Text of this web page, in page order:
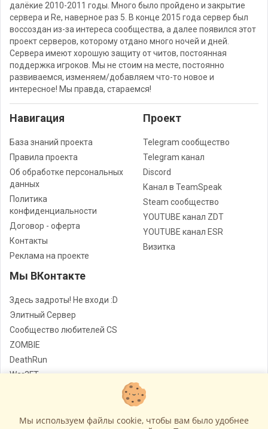
далёкие 2010-2011 годы. Много было пройдено и закрытие
сервера и Re, наверное раз 5. В конце 2015 года сервер был
воссоздан из-за интереса сообщества, а далее появился этот
проект серверов, которому отдано много ночей и дней.
Сервера имеют хорошую защиту от читов, постоянная
поддержка игроков. Мы не стоим на месте, постоянно
развиваемся, изменяем/добавляем что-то новое и
интересное! Мы правда, стараемся!
Навигация
База знаний проекта
Правила проекта
Об обработке персональных
данных
Политика
конфиденциальности
Договор - оферта
Контакты
Реклама на проекте
Проект
Telegram сообщество
Telegram канал
Discord
Канал в TeamSpeak
Steam сообщество
YOUTUBE канал ZDT
YOUTUBE канал ESR
Визитка
Мы ВКонтакте
Здесь задроты! Не входи :D
Элитный Сервер
Сообщество любителей CS
ZOMBIE
DeathRun
War3FT
Мы используем файлы cookie, чтобы вам было удобнее